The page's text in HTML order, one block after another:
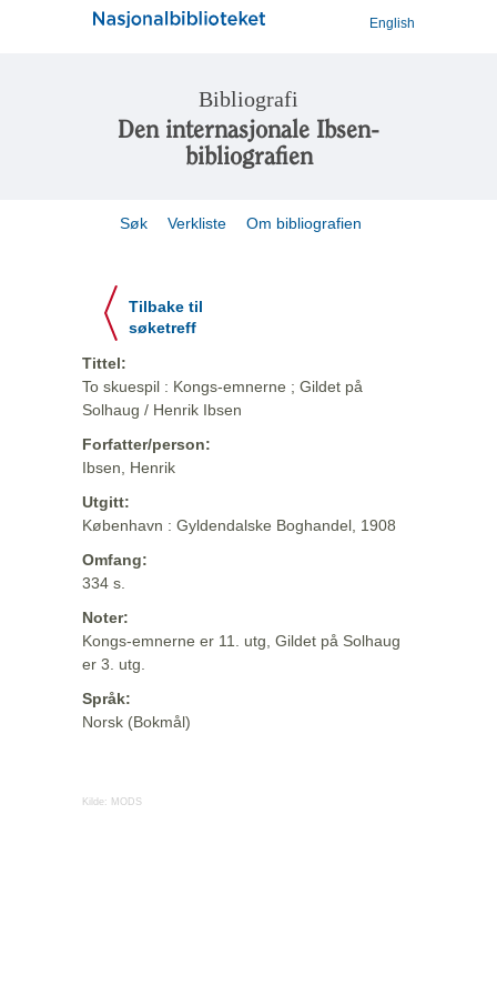
English
Bibliografi
Den internasjonale Ibsen-
bibliografien
Søk Verkliste Om bibliografien
Tilbake til
søketreff
Tittel:
To skuespil : Kongs-emnerne ; Gildet på
Solhaug / Henrik Ibsen
Forfatter/person:
Ibsen, Henrik
Utgitt:
København : Gyldendalske Boghandel, 1908
Omfang:
334 s.
Noter:
Kongs-emnerne er 11. utg, Gildet på Solhaug
er 3. utg.
Språk:
Norsk (Bokmål)
Kilde: MODS